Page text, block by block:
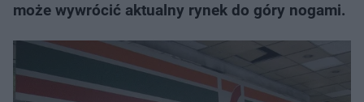
może wywrócić aktualny rynek do góry nogami.